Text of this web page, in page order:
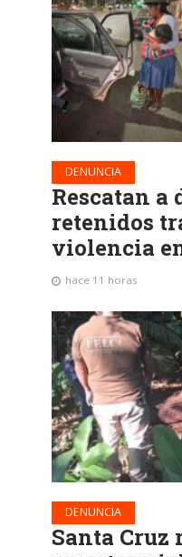
DENUNCIA
Rescatan a
retenidos
violencia
hace 11 horas
DENUNCIA
Santa Cruz